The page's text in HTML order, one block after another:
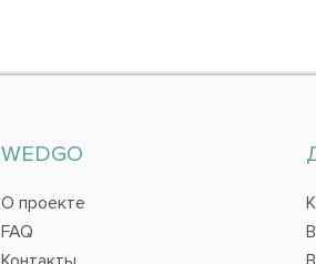
WEDGO
О проекте
FAQ